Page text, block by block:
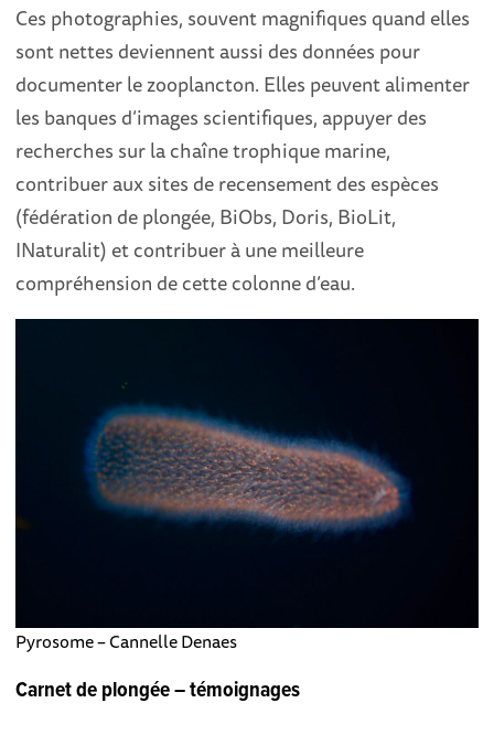
Ces photographies, souvent magnifiques quand elles
sont nettes deviennent aussi des données pour
documenter le zooplancton. Elles peuvent alimenter
les banques d’images scientifiques, appuyer des
recherches sur la chaîne trophique marine,
contribuer aux sites de recensement des espèces
(fédération de plongée, BiObs, Doris, BioLit,
INaturalit) et contribuer à une meilleure
compréhension de cette colonne d’eau.
Pyrosome – Cannelle Denaes
Carnet de plongée – témoignages